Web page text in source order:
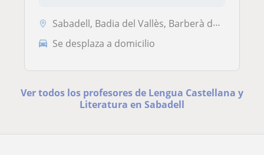
Sabadell, Badia del Vallès, Barberà del Vallès, Castellar del Vallès, ...
Se desplaza a domicilio
Ver todos los profesores de Lengua Castellana y
Literatura en Sabadell